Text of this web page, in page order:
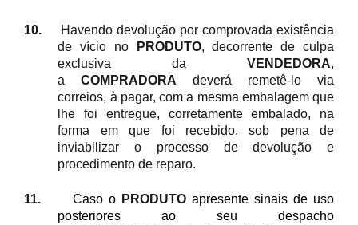
10.
Havendo devolução por comprovada existência
de vício no
PRODUTO, decorrente de culpa
exclusiva da VENDEDORA,
aCOMPRADORA deverá remetê-lo via
correios, à pagar, com a mesma embalagem que
lhe foi entregue, corretamente embalado, na
forma em que foi recebido, sob pena de
inviabilizar o processo de devolução e
procedimento de reparo.
11. Caso o PRODUTO apresente sinais de uso
posteriores ao seu despacho